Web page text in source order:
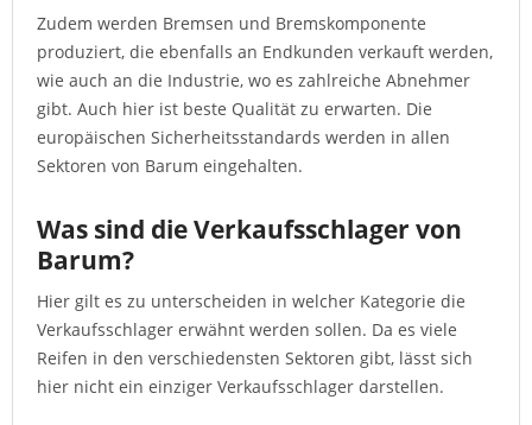
Zudem werden Bremsen und Bremskomponente
produziert, die ebenfalls an Endkunden verkauft werden,
wie auch an die Industrie, wo es zahlreiche Abnehmer
gibt. Auch hier ist beste Qualität zu erwarten. Die
europäischen Sicherheitsstandards werden in allen
Sektoren von Barum eingehalten.
Was sind die Verkaufsschlager von
Barum?
Hier gilt es zu unterscheiden in welcher Kategorie die
Verkaufsschlager erwähnt werden sollen. Da es viele
Reifen in den verschiedensten Sektoren gibt, lässt sich
hier nicht ein einziger Verkaufsschlager darstellen.